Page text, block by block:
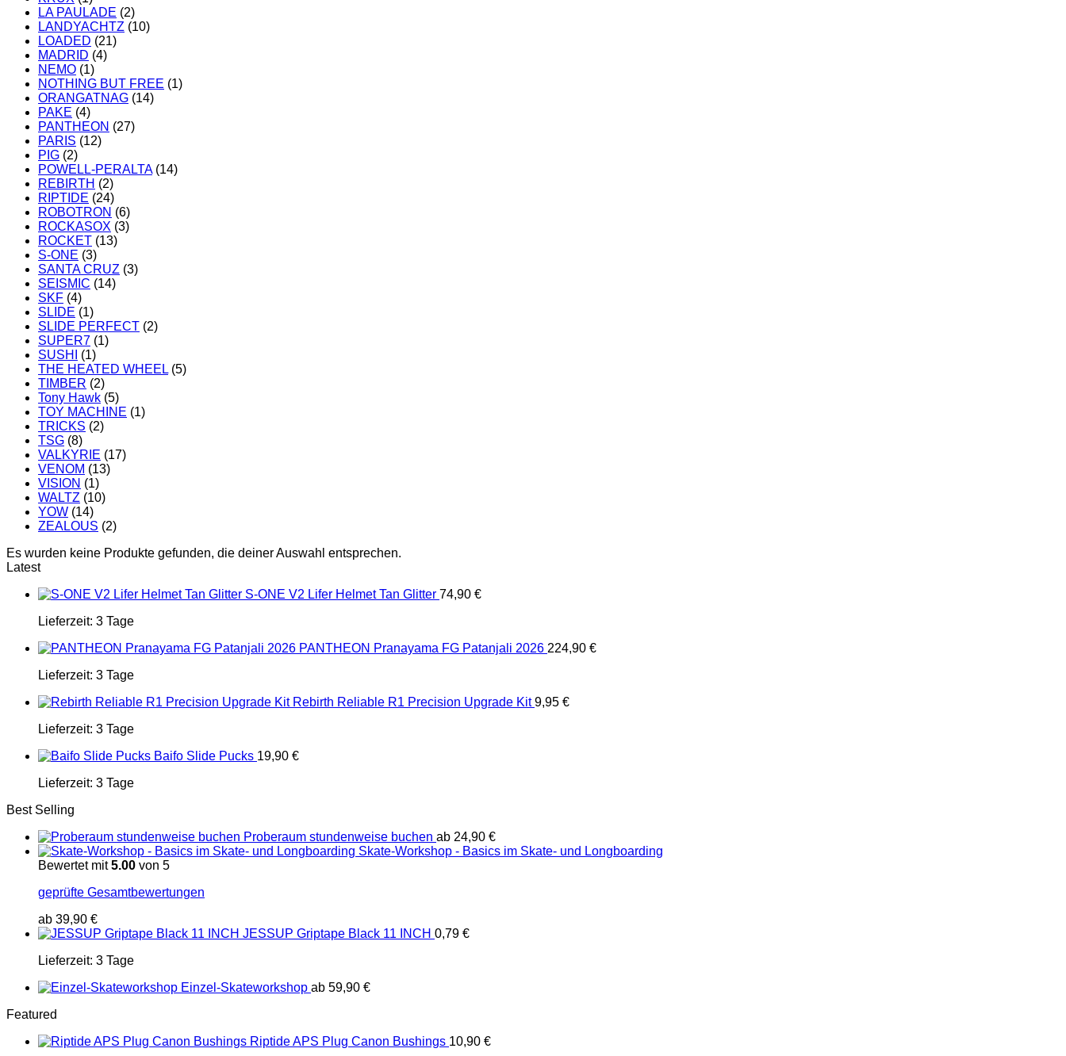
LA PAULADE (2)
LANDYACHTZ (10)
LOADED (21)
MADRID (4)
NEMO (1)
NOTHING BUT FREE (1)
ORANGATNAG (14)
PAKE (4)
PANTHEON (27)
PARIS (12)
PIG (2)
POWELL-PERALTA (14)
REBIRTH (2)
RIPTIDE (24)
ROBOTRON (6)
ROCKASOX (3)
ROCKET (13)
S-ONE (3)
SANTA CRUZ (3)
SEISMIC (14)
SKF (4)
SLIDE (1)
SLIDE PERFECT (2)
SUPER7 (1)
SUSHI
(1)
THE HEATED WHEEL (5)
TIMBER (2)
Tony Hawk (5)
TOY MACHINE (1)
TRICKS (2)
TSG (8)
VALKYRIE (17)
VENOM (13)
VISION (1)
WALTZ (10)
YOW (14)
ZEALOUS (2)
Es wurden keine Produkte gefunden, die deiner Auswahl entsprechen.
Latest
S-ONE V2 Lifer Helmet Tan Glitter 74,90 €
Lieferzeit: 3 Tage
PANTHEON Pranayama FG Patanjali 2026 224,90 €
Lieferzeit: 3 Tage
Rebirth Reliable R1 Precision Upgrade Kit 9,95 €
Lieferzeit: 3 Tage
Baifo Slide Pucks 19,90 €
Lieferzeit: 3 Tage
Best Selling
Proberaum stundenweise buchen ab 24,90 €
Skate-Workshop - Basics im Skate- und Longboarding
Bewertet mit5.00 von 5
geprüfte Gesamtbewertungen
ab 39,90 €
JESSUP Griptape Black 11 INCH 0,79 €
Lieferzeit: 3 Tage
Einzel-Skateworkshop ab 59,90 €
Featured
Riptide APS Plug Canon Bushings 10,90 €